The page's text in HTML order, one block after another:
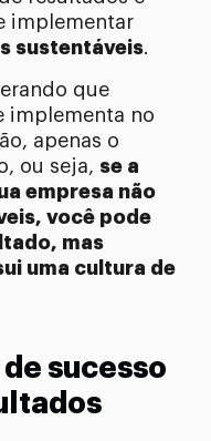
implementar
sustentáveis.
que
implementa no
apenas o
ou seja, se a
empresa não
você pode
mas
uma cultura de
sucesso